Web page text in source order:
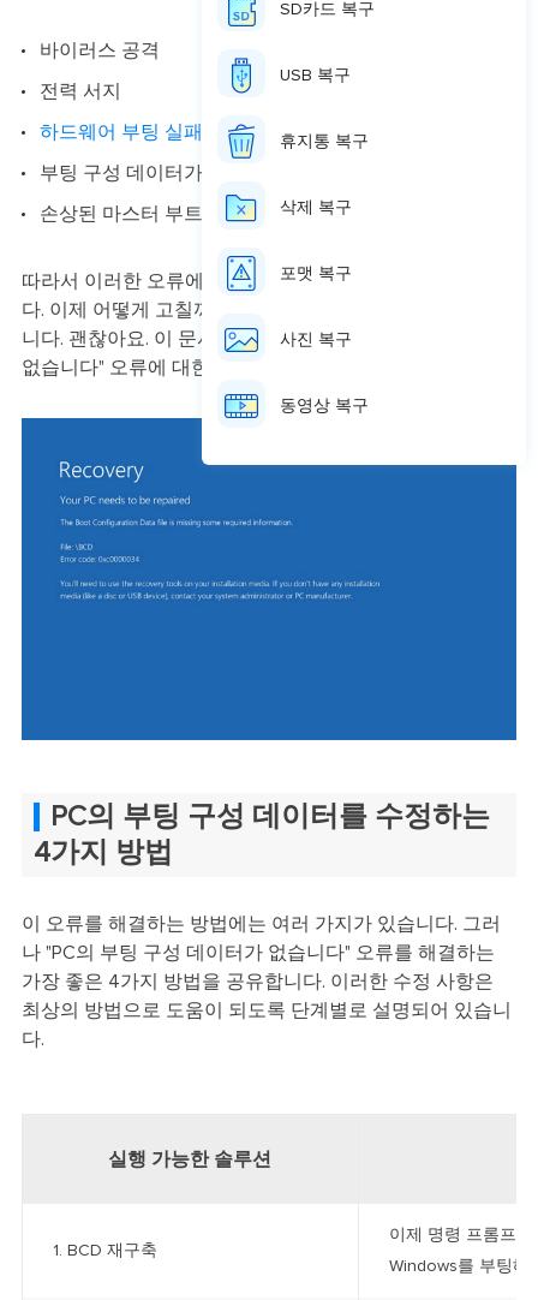
바이러스 공격
전력 서지
하드웨어 부팅 실패
부팅 구성 데이터가 없거나 손상됨
손상된 마스터 부트 레코드(MBR)
따라서 이러한 오류에는 여러 가지 이유가 있을 수 있습니
다. 이제 어떻게 고칠까요? 그것이 대다수의 주요 관심사입
니다. 괜찮아요. 이 문서에서는 "PC의 부팅 구성 데이터가
없습니다" 오류에 대한 최상의 수정 사항을 다룹니다.
PC의 부팅 구성 데이터를 수정하는
4가지 방법
이 오류를 해결하는 방법에는 여러 가지가 있습니다. 그러
나 "PC의 부팅 구성 데이터가 없습니다" 오류를 해결하는
가장 좋은 4가지 방법을 공유합니다. 이러한 수정 사항은
최상의 방법으로 도움이 되도록 단계별로 설명되어 있습니
다.
실행 가능한 솔루션
1. BCD 재구축
이제 명령 프롬프
Windows를 부팅해
SD카드 복구
USB 복구
휴지통 복구
삭제 복구
포맷 복구
사진 복구
동영상 복구